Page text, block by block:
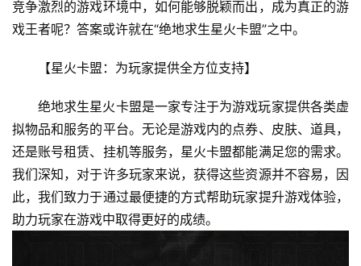
竞争激烈的游戏环境中，如何能够脱颖而出，成为真正的游
戏王者呢？答案或许就在“绝地求生星火卡盟”之中。
【星火卡盟：为玩家提供全方位支持】
绝地求生星火卡盟是一家专注于为游戏玩家提供各类虚
拟物品和服务的平台。无论是游戏内的点券、皮肤、道具，
还是账号租赁、挂机等服务，星火卡盟都能满足您的需求。
我们深知，对于许多玩家来说，获得这些资源并不容易，因
此，我们致力于通过最便捷的方式帮助玩家提升游戏体验，
助力玩家在游戏中取得更好的成绩。